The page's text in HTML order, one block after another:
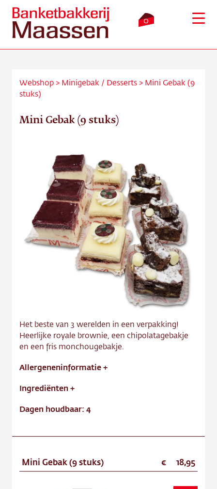
0
Inloggen
Over ons
Contact
Vacature
Webshop > Minigebak / Desserts > Mini Gebak (9
stuks)
Mini Gebak (9 stuks)
Het beste van 3 werelden in een verpakking!
Heerlijke royale brownie, een chipolatagebakje
en een fris monchougebakje.
Allergeneninformatie+
Ingrediënten +
Dagen houdbaar: 4
Mini Gebak (9 stuks) 18,95